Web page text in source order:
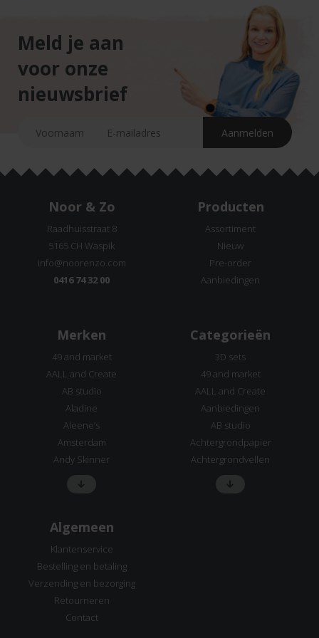
Meld je aan
voor onze
nieuwsbrief
Noor & Zo
Raadhuisstraat 8
5165 CH Waspik
info@noorenzo.com
0416 74 32 00
Producten
Assortiment
Nieuw
Pre-order
Aanbiedingen
Merken
49 and market
AALL and Create
AB studio
Aladine
Aleene’s
Amsterdam
Andy Skinner
Categorieën
3D sets
49 and market
AALL and Create
Aanbiedingen
AB studio
Achtergrondpapier
Achtergrondvellen
Algemeen
Klantenservice
Bestelling en betaling
Verzending en bezorging
Retourneren
Contact